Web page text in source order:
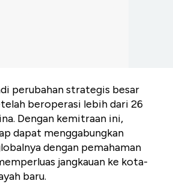
perubahan strategis besar
beroperasi lebih dari 26
Dengan kemitraan ini,
dapat menggabungkan
dengan pemahaman
jangkauan ke kota-
baru.